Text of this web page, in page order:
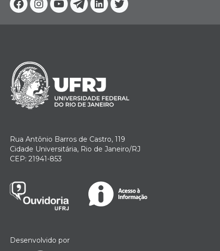
Facebook
Instagram
YoutubeTelegram
Linkedin
Twitter
Rua Antônio Barros de Castro, 119
Cidade Universitária, Rio de Janeiro/RJ
CEP: 21941-853
Desenvolvido por